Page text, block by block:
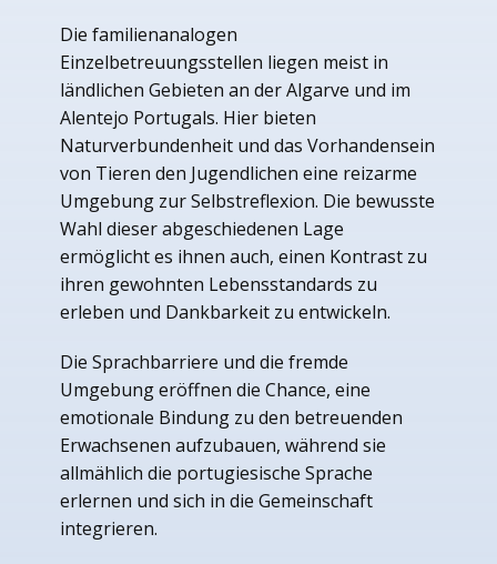
Die familienanalogen
Einzelbetreuungsstellen liegen meist in
ländlichen Gebieten an der Algarve und im
Alentejo Portugals. Hier bieten
Naturverbundenheit und das Vorhandensein
von Tieren den Jugendlichen eine reizarme
Umgebung zur Selbstreflexion. Die bewusste
Wahl dieser abgeschiedenen Lage
ermöglicht es ihnen auch, einen Kontrast zu
ihren gewohnten Lebensstandards zu
erleben und Dankbarkeit zu entwickeln.
Die Sprachbarriere und die fremde
Umgebung eröffnen die Chance, eine
emotionale Bindung zu den betreuenden
Erwachsenen aufzubauen, während sie
allmählich die portugiesische Sprache
erlernen und sich in die Gemeinschaft
integrieren.